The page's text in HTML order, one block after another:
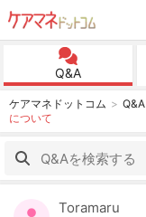
Q&A
ケアマネドットコム Q&A
について
Toramaru